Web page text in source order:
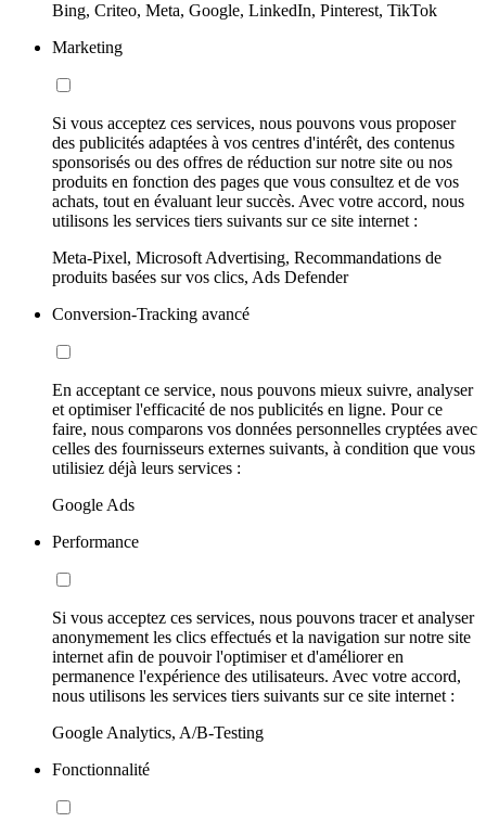
Bing, Criteo, Meta, Google, LinkedIn, Pinterest, TikTok
Marketing
Si vous acceptez ces services, nous pouvons vous proposer
des publicités adaptées à vos centres d'intérêt, des contenus
sponsorisés ou des offres de réduction sur notre site ou nos
produits en fonction des pages que vous consultez et de vos
achats, tout en évaluant leur succès. Avec votre accord, nous
utilisons les services tiers suivants sur ce site internet :
Meta-Pixel, Microsoft Advertising, Recommandations de
produits basées sur vos clics, Ads Defender
Conversion-Tracking avancé
En acceptant ce service, nous pouvons mieux suivre, analyser
et optimiser l'efficacité de nos publicités en ligne. Pour ce
faire, nous comparons vos données personnelles cryptées avec
celles des fournisseurs externes suivants, à condition que vous
utilisiez déjà leurs services :
Google Ads
Performance
Si vous acceptez ces services, nous pouvons tracer et analyser
anonymement les clics effectués et la navigation sur notre site
internet afin de pouvoir l'optimiser et d'améliorer en
permanence l'expérience des utilisateurs. Avec votre accord,
nous utilisons les services tiers suivants sur ce site internet :
Google Analytics, A/B-Testing
Fonctionnalité